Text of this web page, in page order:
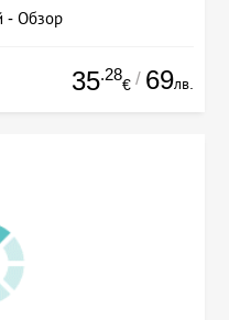
- Обзор
35.28
€ / 69лв.